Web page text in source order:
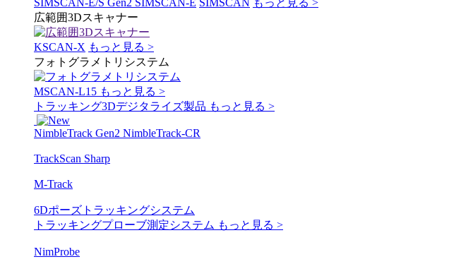
SIMSCAN-E/S Gen2 SIMSCAN-E SIMSCAN もっと見る >
広範囲3Dスキャナー
KSCAN-X もっと見る >
フォトグラメトリシステム
MSCAN-L15 もっと見る >
トラッキング3Dデジタライズ製品 もっと見る >
NimbleTrack Gen2 NimbleTrack-CR
TrackScan Sharp
M-Track
6Dポーズトラッキングシステム
トラッキングプローブ測定システム もっと見る >
NimProbe